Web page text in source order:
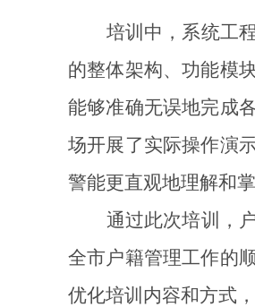
培训中，系统工
的整体架构、功能模
能够准确无误地完成
场开展了实际操作演
警能更直观地理解和
通过此次培训，
全市户籍管理工作的
优化培训内容和方式